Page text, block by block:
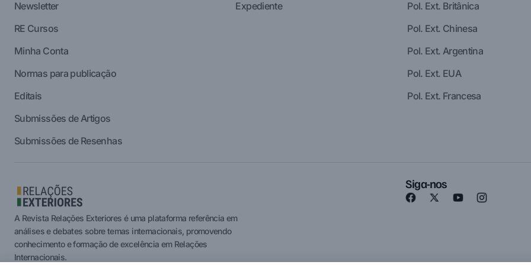
A Revista Relações Exteriores é uma plataforma referência em
análises e debates sobre temas internacionais, promovendo
conhecimento e formação de excelência em Relações
Internacionais.
Newsletter
RE Cursos
Minha Conta
Normas para publicação
Editais
Submissões de Artigos
Submissões de Resenhas
Expediente
Pol. Ext. Britânica
Pol. Ext. Chinesa
Pol. Ext. Argentina
Pol. Ext. EUA
Pol. Ext. Francesa
Siga-nos